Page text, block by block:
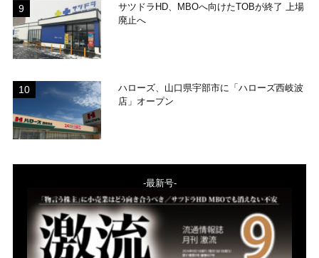
サツドラHD、MBOへ向けたTOBが終了 上場
廃止へ
ハローズ、山口県宇部市に「ハローズ西岐波
店」オープン
-最新号-